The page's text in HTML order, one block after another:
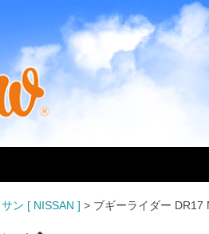
ン [ NISSAN ] > ブギーライダー DR17